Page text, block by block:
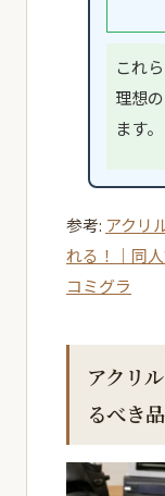
これ
理想
ます。
参考: アクリ
れる！｜同
コミグラ
アクリ
るべき